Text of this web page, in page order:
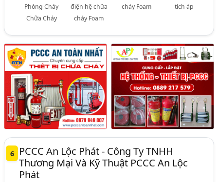
Phòng Cháy
Chữa Cháy
điện hệ chữa
cháy Foam
cháy Foam
tích áp
6
PCCC An Lộc Phát - Công Ty TNHH
Thương Mại Và Kỹ Thuật PCCC An Lộc
Phát